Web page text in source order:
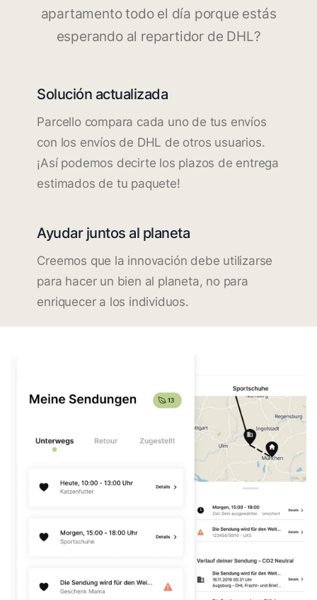
apartamento todo el día porque estás
esperando al repartidor de DHL?
Solución actualizada
Parcello compara cada uno de tus envíos
con los envíos de DHL de otros usuarios.
¡Así podemos decirte los plazos de entrega
estimados de tu paquete!
Ayudar juntos al planeta
Creemos que la innovación debe utilizarse
para hacer un bien al planeta, no para
enriquecer a los individuos.